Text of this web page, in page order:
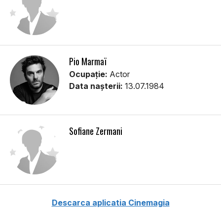
Pio Marmaï
Ocupație: Actor
Data nașterii: 13.07.1984
Sofiane Zermani
Descarca aplicatia Cinemagia